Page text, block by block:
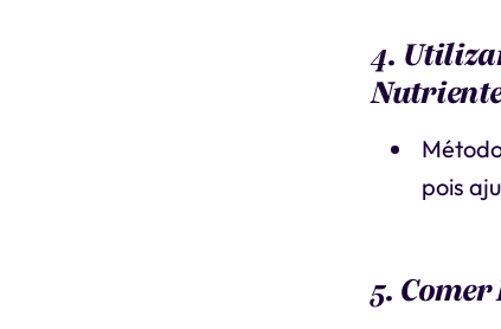
4.
pois
5. Comer